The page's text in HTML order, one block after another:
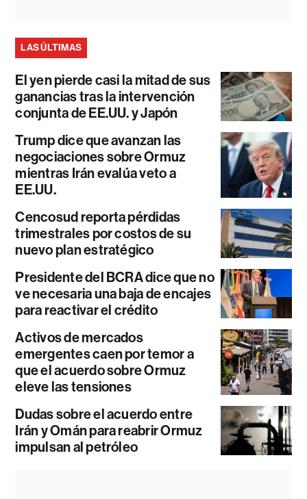
LAS ÚLTIMAS
El yen pierde casi la mitad de sus
ganancias tras la intervención
conjunta de EE.UU. y Japón
Trump dice que avanzan las
negociaciones sobre Ormuz
mientras Irán evalúa veto a
EE.UU.
Cencosud reporta pérdidas
trimestrales por costos de su
nuevo plan estratégico
Presidente del BCRA dice que no
ve necesaria una baja de encajes
para reactivar el crédito
Activos de mercados
emergentes caen por temor a
que el acuerdo sobre Ormuz
eleve las tensiones
Dudas sobre el acuerdo entre
Irán y Omán para reabrir Ormuz
impulsan al petróleo